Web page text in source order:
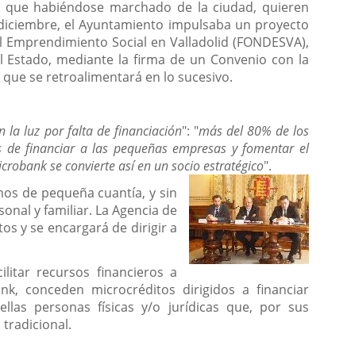
habiéndose marchado de la ciudad, quieren
el Ayuntamiento impulsaba un proyecto
Social en Valladolid (FONDESVA),
mediante la firma de un Convenio con la
se retroalimentará en lo sucesivo.
la luz por falta de financiación": "más del 80% de los
financiar a las pequeñas empresas y fomentar el
se convierte así en un socio estratégico".
de pequeña cuantía, y sin
y familiar. La Agencia de
y se encargará de dirigir a
recursos financieros a
conceden microcréditos dirigidos a financiar
personas físicas y/o jurídicas que, por sus
tradicional.